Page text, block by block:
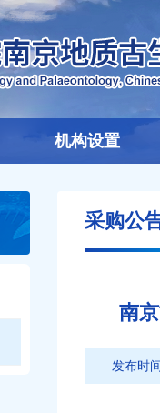
机构设置
采购公
南
发布时